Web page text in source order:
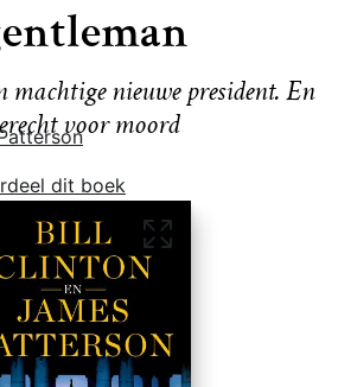
machtige nieuwe president. En
voor moord
dit boek